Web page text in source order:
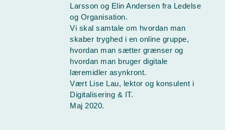
Larsson og Elin Andersen fra Ledelse
og Organisation.
Vi skal samtale om hvordan man
skaber tryghed i en online gruppe,
hvordan man sætter grænser og
hvordan man bruger digitale
læremidler asynkront.
Vært Lise Lau, lektor og konsulent i
Digitalisering & IT.
Maj 2020.